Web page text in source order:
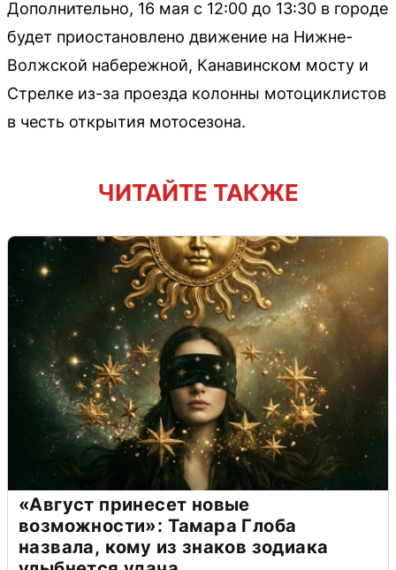
Дополнительно, 16 мая с 12:00 до 13:30 в городе
будет приостановлено движение на Нижне-
Волжской набережной, Канавинском мосту и
Стрелке из-за проезда колонны мотоциклистов
в честь открытия мотосезона.
ЧИТАЙТЕ ТАКЖЕ
«Август принесет новые
возможности»: Тамара Глоба
назвала, кому из знаков зодиака